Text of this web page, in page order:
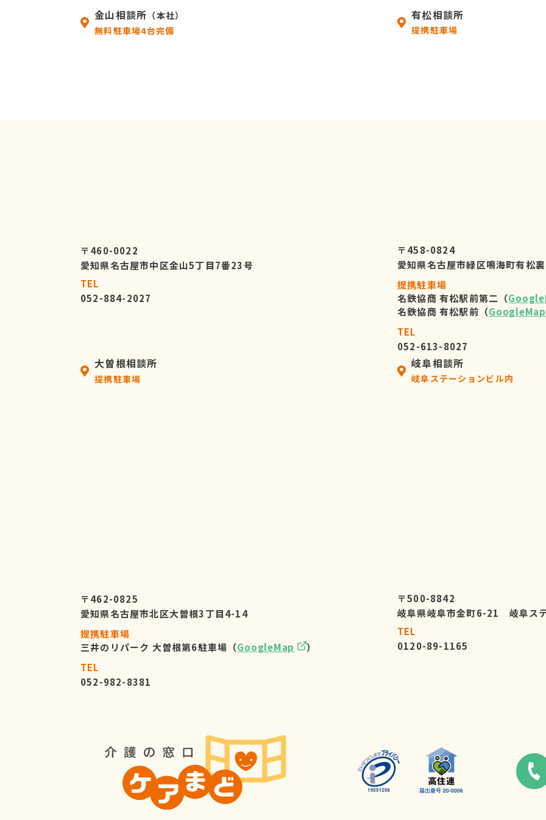
金山相談所 （本社）
無料駐車場4台完備
〒460-0022
愛知県名古屋市中区金山5丁目7番23号
TEL
052-884-2027
有松相談所
提携駐車場
〒458-0824
愛知県名古屋市緑区鳴海町有松
提携駐車場
名鉄協商 有松駅前第二（
名鉄協商 有松駅前（GoogleMap
TEL
052-613-8027
大曽根相談所
提携駐車場
〒462-0825
愛知県名古屋市北区大曽根3丁目4-14
提携駐車場
三井のリパーク 大曽根第6駐車場（GoogleMap
）
TEL
052-982-8381
岐阜相談所
岐阜ステーションビル内
〒500-8842
岐阜県岐阜市金町6-21 岐阜ス
TEL
0120-89-1165